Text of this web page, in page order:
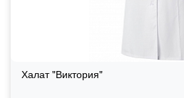
Халат "Виктория"